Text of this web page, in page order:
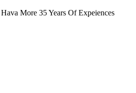
More 35 Years Of Expeiences